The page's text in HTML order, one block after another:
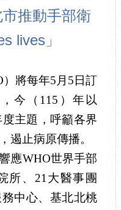
推動手部衛
lives」
）將每年5 月 5 日訂
今（ 115 ）年以
度主題，呼籲各界
遏止病原傳播。
應WHO世界手部
所、 21 大醫事團
中心、基北北桃